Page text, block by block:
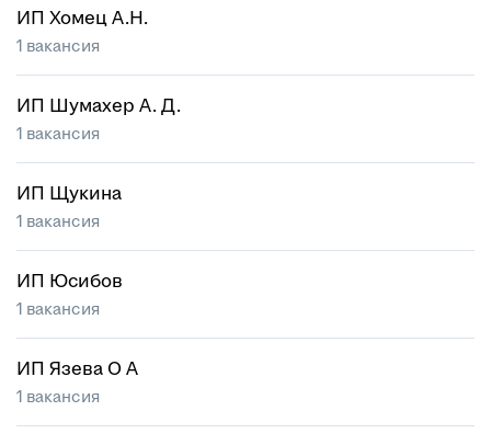
ИП Хомец А.Н.
1 вакансия
ИП Шумахер А. Д.
1 вакансия
ИП Щукина
1 вакансия
ИП Юсибов
1 вакансия
ИП Язева О А
1 вакансия